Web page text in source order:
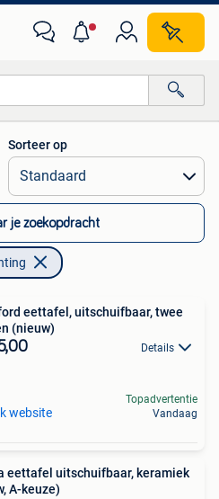
Sorteer op
je zoekopdracht
eettafel, uitschuifbaar, twee
(nieuw)
Details
website
Topadvertentie
Vandaag
eettafel uitschuifbaar, keramiek
A-keuze)